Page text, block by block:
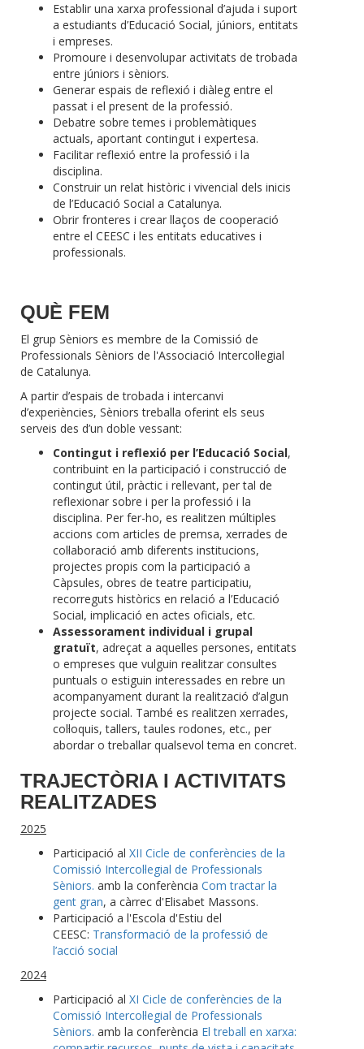
Establir una xarxa professional d’ajuda i suport
a estudiants d’Educació Social, júniors, entitats
i empreses.
Promoure i desenvolupar activitats de trobada
entre júniors i sèniors.
Generar espais de reflexió i diàleg entre el
passat i el present de la professió.
Debatre sobre temes i problemàtiques
actuals, aportant contingut i expertesa.
Facilitar reflexió entre la professió i la
disciplina.
Construir un relat històric i vivencial dels inicis
de l’Educació Social a Catalunya.
Obrir fronteres i crear llaços de cooperació
entre el CEESC i les entitats educatives i
professionals.
QUÈ FEM
El grup Sèniors es membre de la Comissió de
Professionals Sèniors de l'Associació Intercol·legial
de Catalunya.
A partir d’espais de trobada i intercanvi
d’experiències, Sèniors treballa oferint els seus
serveis des d’un doble vessant:
Contingut i reflexió per l’Educació Social,
contribuint en la participació i construcció de
contingut útil, pràctic i rellevant, per tal de
reflexionar sobre i per la professió i la
disciplina. Per fer-ho, es realitzen múltiples
accions com articles de premsa, xerrades de
col·laboració amb diferents institucions,
projectes propis com la participació a
Càpsules, obres de teatre participatiu,
recorreguts històrics en relació a l’Educació
Social, implicació en actes oficials, etc.
Assessorament individual i grupal
gratuït, adreçat a aquelles persones, entitats
o empreses que vulguin realitzar consultes
puntuals o estiguin interessades en rebre un
acompanyament durant la realització d’algun
projecte social. També es realitzen xerrades,
col·loquis, tallers, taules rodones, etc., per
abordar o treballar qualsevol tema en concret.
TRAJECTÒRIA I ACTIVITATS
REALITZADES
2025
Participació al XII Cicle de conferències de la
Comissió Intercol·legial de Professionals
Sèniors. amb la conferència Com tractar la
gent gran, a càrrec d'Elisabet Massons.
Participació a l'Escola d'Estiu del
CEESC: Transformació de la professió de
l’acció social
2024
Participació al XI Cicle de conferències de la
Comissió Intercol·legial de Professionals
Sèniors. amb la conferència El treball en xarxa: